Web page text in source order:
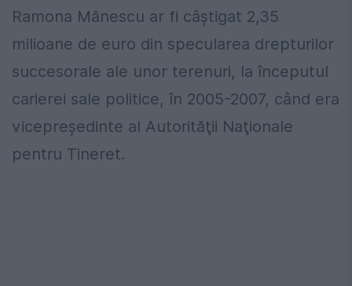
Ramona Mănescu ar fi câştigat 2,35
milioane de euro din specularea drepturilor
succesorale ale unor terenuri, la începutul
carierei sale politice, în 2005-2007, când era
vicepreşedinte al Autorităţii Naţionale
pentru Tineret.